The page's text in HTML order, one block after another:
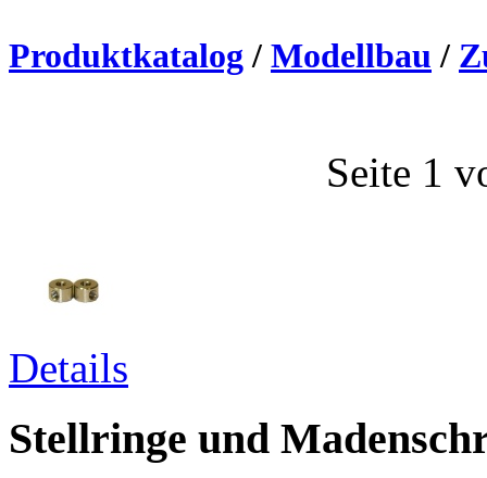
Produktkatalog / Modellbau /
Seite 1
Details
Stellringe und